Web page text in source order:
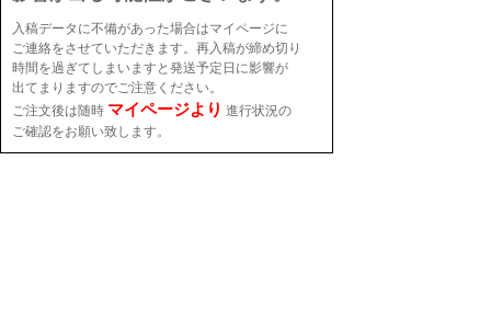
入稿データに不備があった場合はマイページに
ご連絡をさせていただきます。再入稿が締め切り
時間を過ぎてしまいますと発送予定日に影響が
出てまりますのでご注意ください。
ご注文後は随時 マイページより 進行状況の
ご確認をお願い致します。